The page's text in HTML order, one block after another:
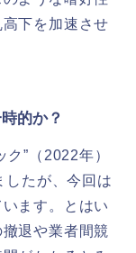
下を加速させ
的か？
”（2022年）
したが、今回は
ます。とはい
退や業者間競